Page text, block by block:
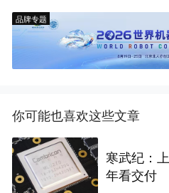
品牌专题
你可能也喜欢这些文章
寒武纪：
年看交付